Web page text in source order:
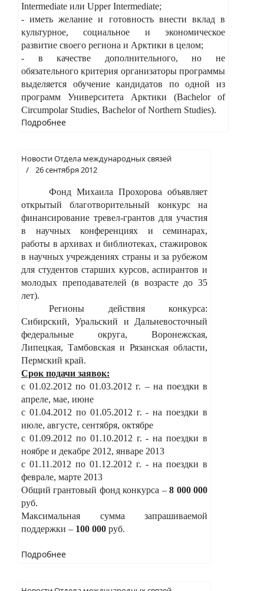
Intermediate или Upper Intermediate;
- иметь желание и готовность внести вклад в
культурное, социальное и экономическое
развитие своего региона и Арктики в целом;
-
в качестве дополнительного, но не
обязательного критерия организаторы программы
выделяется обучение кандидатов по одной из
программ Университета Арктики (Bachelor
of
Circumpolar Studies, Bachelor of Northern Studies).
Подробнее
Новости Отдела международных связей
26 сентября 2012
Фонд Михаила Прохорова объявляет
открытый благотворительный конкурс на
финансирование тревел-грантов для участия
в научных конференциях и семинарах,
работы в архивах и библиотеках, стажировок
в научных учреждениях страны и за рубежом
для студентов старших курсов, аспирантов и
молодых преподавателей (в возрасте до 35
лет).
Регионы действия конкурса:
Сибирский, Уральский и Дальневосточный
федеральные округа, Воронежская,
Липецкая, Тамбовская и Рязанская области,
Пермский край.
Срок подачи заявок:
с 01.02.2012 по 01.03.2012 г. – на поездки в
апреле, мае, июне
с 01.04.2012 по 01.05.2012 г. - на поездки в
июле, августе, сентября, октябре
с 01.09.2012 по 01.10.2012 г. - на поездки в
ноябре и декабре 2012, январе 2013
с 01.11.2012 по 01.12.2012 г. - на поездки в
феврале, марте 2013
Общий грантовый фонд конкурса –8 000 000
руб.
Максимальная сумма запрашиваемой
поддержки – 100 000 руб.
Подробнее